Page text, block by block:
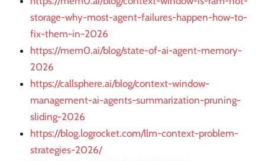
storage-why-most-agent-failures-happen-how-to-
fix-them-in-2026
https://mem0.ai/blog/state-of-ai-agent-memory-
2026
https://callsphere.ai/blog/context-window-
management-ai-agents-summarization-pruning-
sliding-2026
https://blog.logrocket.com/llm-context-problem-
strategies-2026/